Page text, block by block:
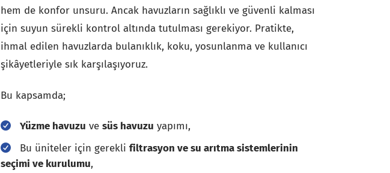
hem de konfor unsuru. Ancak havuzların sağlıklı ve güvenli kalması
için suyun sürekli kontrol altında tutulması gerekiyor. Pratikte,
ihmal edilen havuzlarda bulanıklık, koku, yosunlanma ve kullanıcı
şikâyetleriyle sık karşılaşıyoruz.
Bu kapsamda;
Yüzme havuzu ve süs havuzu yapımı,
Bu üniteler için gerekli filtrasyon ve su arıtma sistemlerinin
seçimi ve kurulumu,